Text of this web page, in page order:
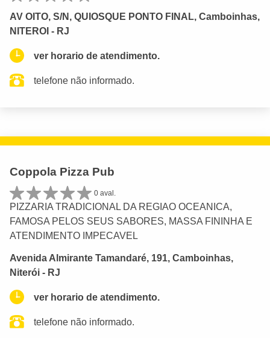
AV OITO, S/N, QUIOSQUE PONTO FINAL, Camboinhas,
NITEROI - RJ
ver horario de atendimento.
telefone não informado.
Coppola Pizza Pub
0 aval.
PIZZARIA TRADICIONAL DA REGIAO OCEANICA,
FAMOSA PELOS SEUS SABORES, MASSA FININHA E
ATENDIMENTO IMPECAVEL
Avenida Almirante Tamandaré, 191, Camboinhas,
Niterói - RJ
ver horario de atendimento.
telefone não informado.